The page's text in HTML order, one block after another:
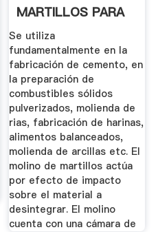
MARTILLOS PARA
LA .
Se utiliza
fundamentalmente en la
fabricación de cemento, en
la preparación de
combustibles sólidos
pulverizados, molienda de
rias, fabricación de harinas,
alimentos balanceados,
molienda de arcillas etc. El
molino de martillos actúa
por efecto de impacto
sobre el material a
desintegrar. El molino
cuenta con una cámara de